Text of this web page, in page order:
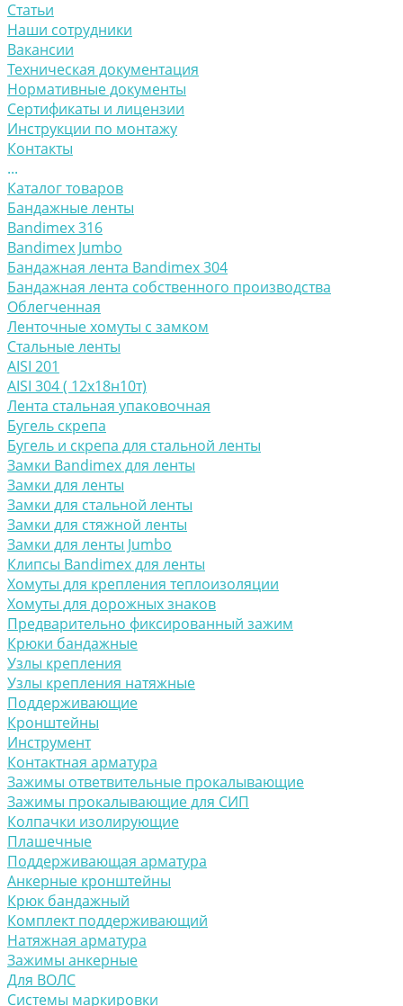
Статьи
Наши сотрудники
Вакансии
Техническая документация
Нормативные документы
Сертификаты и лицензии
Инструкции по монтажу
Контакты
...
Каталог товаров
Бандажные ленты
Bandimex 316
Bandimex Jumbo
Бандажная лента Bandimex 304
Бандажная лента собственного производства
Облегченная
Ленточные хомуты с замком
Стальные ленты
AISI 201
AISI 304 ( 12х18н10т)
Лента стальная упаковочная
Бугель скрепа
Бугель и скрепа для стальной ленты
Замки Bandimex для ленты
Замки для ленты
Замки для стальной ленты
Замки для стяжной ленты
Замки для ленты Jumbo
Клипсы Bandimex для ленты
Хомуты для крепления теплоизоляции
Хомуты для дорожных знаков
Предварительно фиксированный зажим
Крюки бандажные
Узлы крепления
Узлы крепления натяжные
Поддерживающие
Кронштейны
Инструмент
Контактная арматура
Зажимы ответвительные прокалывающие
Зажимы прокалывающие для СИП
Колпачки изолирующие
Плашечные
Поддерживающая арматура
Анкерные кронштейны
Крюк бандажный
Комплект поддерживающий
Натяжная арматура
Зажимы анкерные
Для ВОЛС
Системы маркировки